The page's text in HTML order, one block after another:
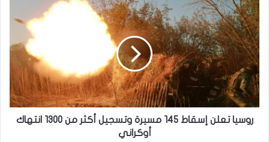
روسيا
تعلن
إسقاط
145
مسيرة
وتسجيل
أكثر
من
1300
انتهاك
روسيا تعلن إسقاط 145 مسيرة وتسجيل أكثر من 1300 انتهاك
أوكراني